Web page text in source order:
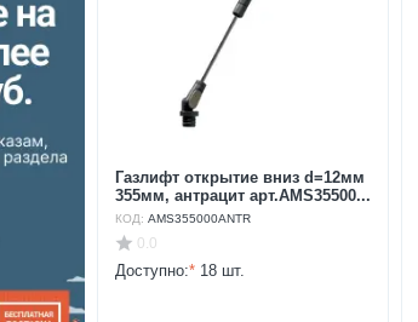
Газлифт открытие вниз d=12мм
355мм, антрацит арт.AMS35500...
КОД: AMS355000ANTR
0.0
Доступно:* 18 шт.